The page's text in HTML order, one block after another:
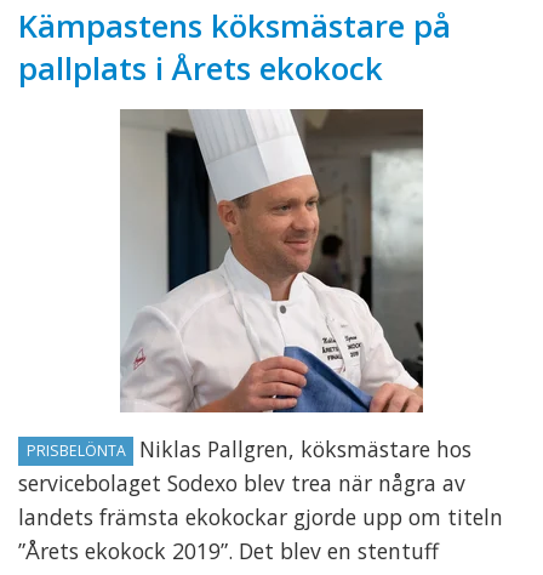
Kämpastens köksmästare på
pallplats i Årets ekokock
PRISBELÖNTA
Niklas Pallgren, köksmästare hos
servicebolaget Sodexo blev trea när några av
landets främsta ekokockar gjorde upp om titeln
”Årets ekokock 2019”. Det blev en stentuff